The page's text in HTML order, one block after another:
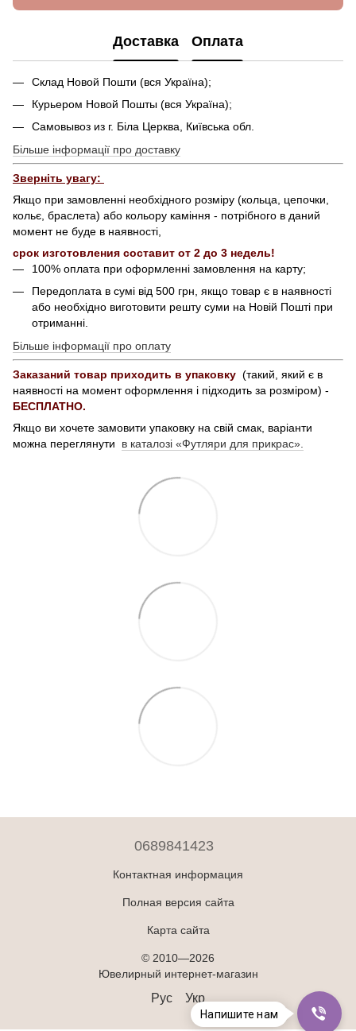
Доставка Оплата
Склад Новой Пошти (вся Україна);
Курьером Новой Пошты (вся Україна);
Самовывоз из г. Біла Церква, Київська обл.
Більше інформації про доставку
Зверніть увагу:
Якщо при замовленні необхідного розміру (кольца, цепочки,
кольє, браслета) або кольору каміння - потрібного в даний
момент не буде в наявності,
срок изготовления составит от 2 до 3 недель!
100% оплата при оформленні замовлення на карту;
Передоплата в сумі від 500 грн, якщо товар є в наявності
або необхідно виготовити решту суми на Новій Пошті при
отриманні.
Більше інформації про оплату
Заказаний товар приходить в упаковку (такий, який є в
наявності на момент оформлення і підходить за розміром) -
БЕСПЛАТНО.
Якщо ви хочете замовити упаковку на свій смак, варіанти
можна переглянути в каталозі «Футляри для прикрас».
0689841423
Контактная информация
Полная версия сайта
Карта сайта
© 2010—2026
Ювелирный интернет-магазин
Рус Укр
Напишите нам